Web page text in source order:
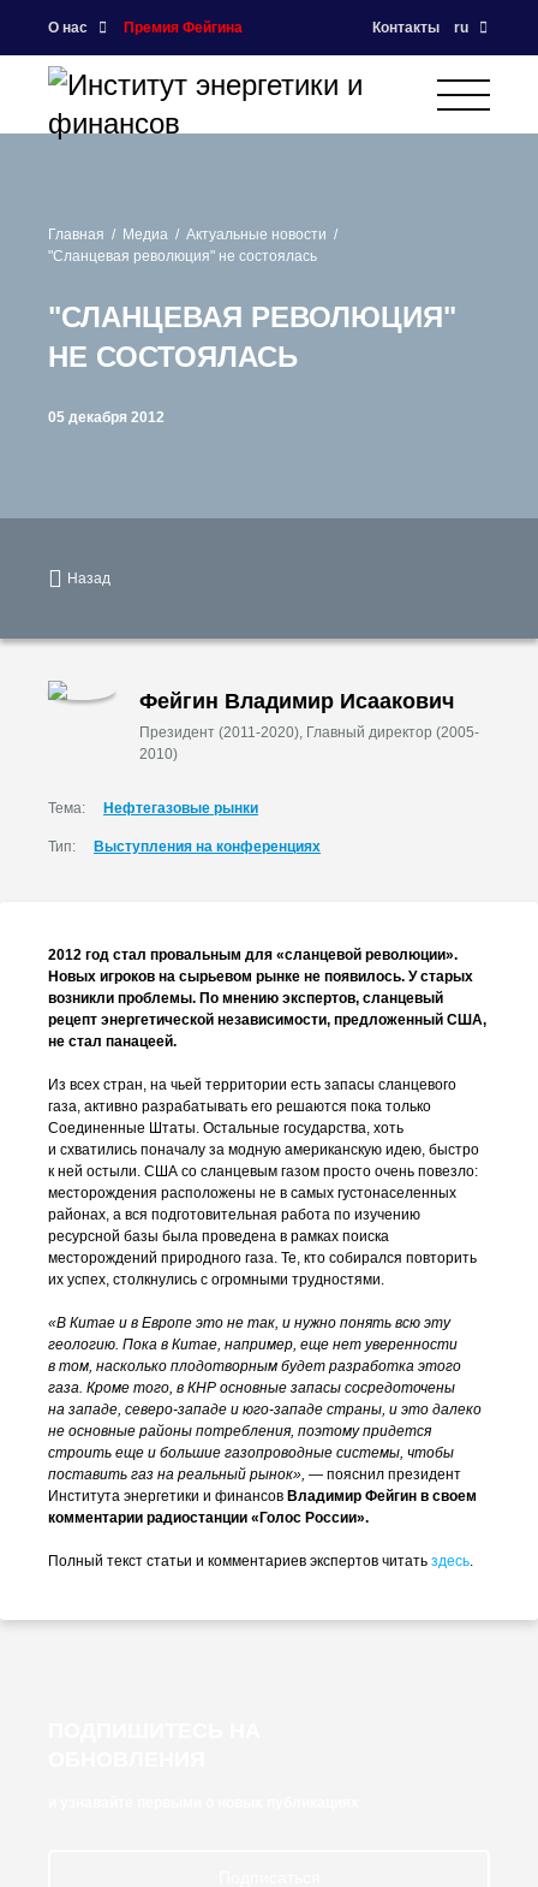
О нас Премия Фейгина Контакты ru
Главная Медиа
Актуальные новости
"Сланцевая революция" не состоялась
"СЛАНЦЕВАЯ РЕВОЛЮЦИЯ"
НЕ СОСТОЯЛАСЬ
05 декабря 2012
Назад
Фейгин Владимир Исаакович
Президент (2011-2020), Главный директор (2005-
2010)
Тема: Нефтегазовые рынки
Тип: Выступления на конференциях
2012 год стал провальным для «сланцевой революции».
Новых игроков на сырьевом рынке не появилось. У старых
возникли проблемы. По мнению экспертов, сланцевый
рецепт энергетической независимости, предложенный США,
не стал панацеей.
Из всех стран, на чьей территории есть запасы сланцевого
газа, активно разрабатывать его решаются пока только
Соединенные Штаты. Остальные государства, хоть
и схватились поначалу за модную американскую идею, быстро
к ней остыли. США со сланцевым газом просто очень повезло:
месторождения расположены не в самых густонаселенных
районах, а вся подготовительная работа по изучению
ресурсной базы была проведена в рамках поиска
месторождений природного газа. Те, кто собирался повторить
их успех, столкнулись с огромными трудностями.
«В Китае и в Европе это не так, и нужно понять всю эту
геологию. Пока в Китае, например, еще нет уверенности
в том, насколько плодотворным будет разработка этого
газа. Кроме того, в КНР основные запасы сосредоточены
на западе, северо-западе и юго-западе страны, и это далеко
не основные районы потребления, поэтому придется
строить еще и большие газопроводные системы, чтобы
поставить газ на реальный рынок», — пояснил президент
Института энергетики и финансов Владимир Фейгин в своем
комментарии радиостанции «Голос России».
Полный текст статьи и комментариев экспертов читать здесь.